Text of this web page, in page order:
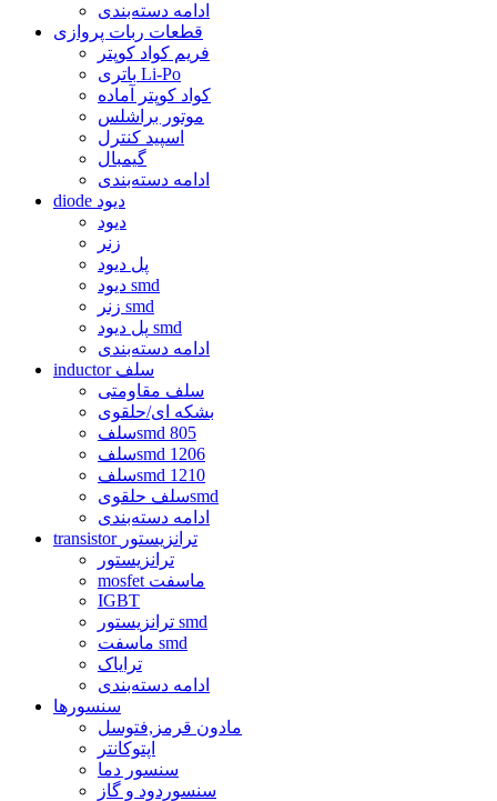
ادامه دسته‌بندی
قطعات ربات پروازی
فریم کواد کوپتر
باتری Li-Po
کواد کوپتر آماده
موتور براشلس
اسپید کنترل
گیمبال
ادامه دسته‌بندی
diode دیود
دیود
زنر
پل دیود
دیود smd
زنر smd
پل دیود smd
ادامه دسته‌بندی
inductor سلف
سلف مقاومتی
بشکه ای/حلقوی
سلفsmd 805
سلفsmd 1206
سلفsmd 1210
سلف حلقویsmd
ادامه دسته‌بندی
transistor ترانزیستور
ترانزیستور
mosfet ماسفت
IGBT
ترانزیستور smd
ماسفت smd
ترایاک
ادامه دسته‌بندی
سنسورها
مادون قرمز,فتوسل
اپتوکانتر
سنسور دما
سنسوردود و گاز